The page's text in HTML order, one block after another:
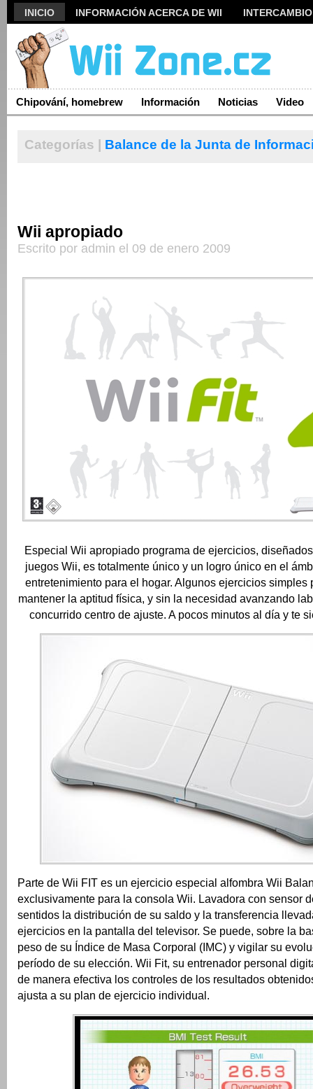
INICIO INFORMACIÓN ACERCA DE WII
ARCHIVO
Chipování, homebrew Información Noticias Video
Categorías | Balance de la Junta de
Wii apropiado
Escrito por admin el 09 de enero 2009
Especial Wii apropiado programa de ejercicios,
juegos Wii, es totalmente único y un logro único en el
entretenimiento para el hogar. Algunos ejercicios simples
mantener la aptitud física, y sin la necesidad avanzando
concurrido centro de ajuste. A pocos minutos al día y te
Parte de Wii FIT es un ejercicio especial alfombra Wii
exclusivamente para la consola Wii. Lavadora con sensor
sentidos la distribución de su saldo y la transferencia
ejercicios en la pantalla del televisor. Se puede, sobre la
peso de su Índice de Masa Corporal (IMC) y vigilar su
período de su elección. Wii Fit, su entrenador personal
de manera efectiva los controles de los resultados
ajusta a su plan de ejercicio individual.